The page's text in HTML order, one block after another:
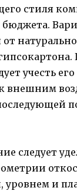
стиля
учесть
внешним
следует
уровнем и